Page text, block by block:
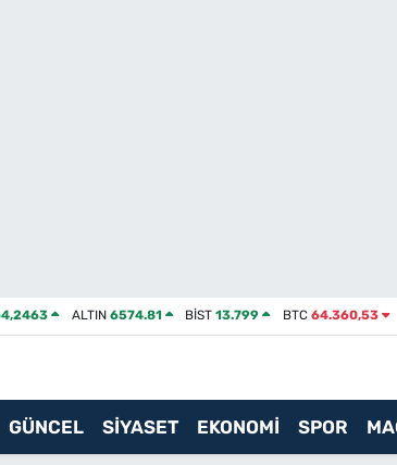
ALTIN 6574.81 BİST13.799 BTC 64.360,53
GÜNCEL SİYASET EKONOMİ SPOR